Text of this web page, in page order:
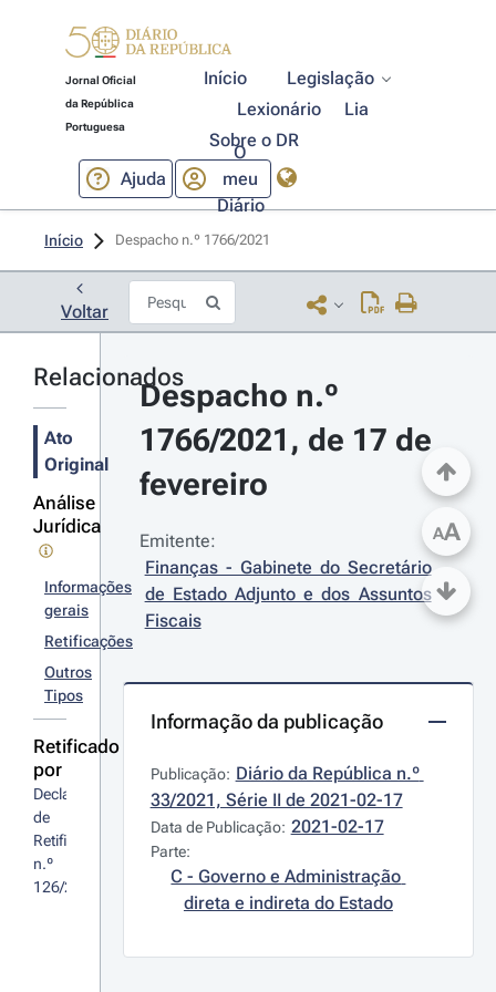
Jornal Oficial
da República
Portuguesa
Início
Legislação
Lexionário
Lia
Sobre o DR
Ajuda
O
meu
Diário
Início Despacho n.º 1766/2021
Voltar
Relacionados
Ato
Original
Análise
Jurídica
Informações
gerais
Retificações
Outros
Tipos
Retificado
por
Declaração
de
Retificação
n.º
126/2021
Despacho n.º
1766/2021, de 17 de
fevereiro
Emitente:
Finanças - Gabinete do Secretário
de Estado Adjunto e dos Assuntos
Fiscais
Informação da publicação
Publicação: Diário da República n.º
33/2021, Série II de 2021-02-17
Data de Publicação: 2021-02-17
Parte:
C - Governo e Administração
direta e indireta do Estado
AA